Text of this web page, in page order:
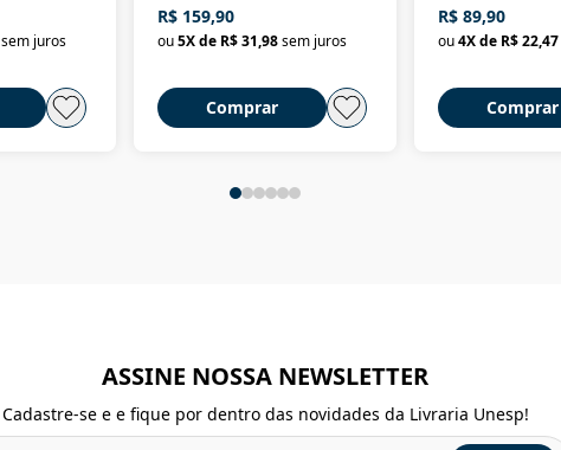
sem juros
Brasil
R$ 159,90
ou5X de R$ 31,98sem juros
Comprar
R$ 89,90
ou4X de R$ 22,47
Comprar
ASSINE NOSSA NEWSLETTER
Cadastre-se e e fique por dentro das novidades da Livraria Unesp!